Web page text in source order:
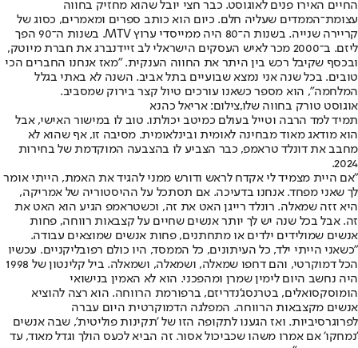
החיים האירו פנים לאוגוסט. כבר חצי יובל שהוא מחזיק בחווה
עצומת־הממדים שעליה חלם. כיום הוא כותב ספרים ומאמרים, כסוג של
קריירה שנייה. בשנות ה־80 היה ממייסדי ערוץ MTV. בשנות ה־90 הפך
ליזם. ב־2000 מכר לאיש העסקים הישראלי לב זיידנברג את חברת מיוטק,
ובכסף שקיבל רכש בין היתר את החווה הענקית. "מאז אנחנו החברים הכי
טובים. בכל שנה אני נמצא שבועיים בתל אביב. השנה לא באתי בגלל
המלחמה", הוא מספר כשאנו עורכים טיול קצר בירוק שמסביב.
אוגוסט טורק בחווה שלו,צילום: אריאל כהנא
תמיד למד הרבה וטייל בעולם כמיטב יכולתו. טוב לו במישור האישי, אבל
הוא מודאג מאוד מבחינה לאומית ובינלאומית. מסיבה זו, אף שהוא לא
מחבב את דונלד טראמפ, כבר הצביע לו בהצבעה המוקדמת של בחירות
2024.
"אם היית מצמיד לי אקדח לראש ודורש ממני להגיד את האמת, הייתי אומר
לך שאני מפחד. אנחנו בדעיכה. אם תסתכל על ההיסטוריה של אמריקה,
היא זזה שמאלה. רונלד רייגן האט את זה, וכשטראמפ הגיע הוא האט את
זה. אבל בכל שנה יש לך יותר אנשים שחיים על קצבאות רווחה, פחות
אנשים שמולידים ילדים או מתחתנים, פחות אנשים שמוצאים עבודה.
"כשאני הייתי ילד, כל העיתונים, כל הממסד, היו כולם רפובליקניים. עכשיו
הכל דמוקרטי, והם דחפו שמאלה, ושמאלה, ושמאלה. ביל קלינטון של 1998
היה נחשב היום לימין שמרן ומהפכני. הוא לא האמין בנישואי
הומוסקסואלים, בטרנסג'נדריזם, ברפורמת הרווחה. הוא רצה להוציא
אנשים מקצבאות הרווחה. המפלגה הדמוקרטית היום עברה
לפרוגרסיביות. ואז הגענו לתקופה הזו של 'תקינות פוליטית', שבה אנשים
'נמחקו' אם אמרו משהו שכביכול אסור. זה הביא לכעס הולך וגדל מאוד, עד